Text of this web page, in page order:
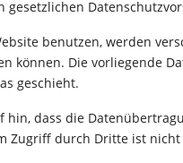
gesetzlichen
benutzen, werden
können. Die vorliegende
geschieht.
hin, dass die
Zugriff durch Dritte ist